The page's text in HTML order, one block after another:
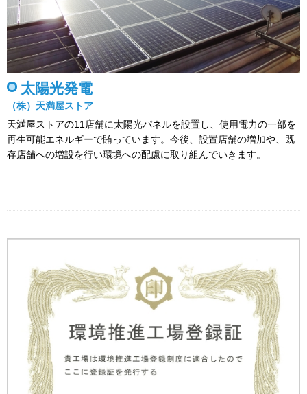
太陽光発電
（株）天満屋ストア
天満屋ストアの11店舗に太陽光パネルを設置し、使用電力の一部を
再生可能エネルギーで賄っています。今後、設置店舗の増加や、既
存店舗への増設を行い環境への配慮に取り組んでいきます。